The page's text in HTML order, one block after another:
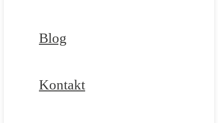
Blog
Kontakt